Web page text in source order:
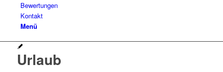
Bewertungen
Kontakt
Menü
Urlaub